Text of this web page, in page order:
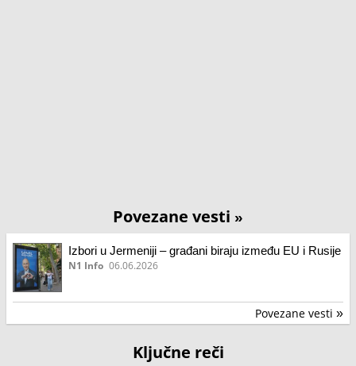
Povezane vesti »
Izbori u Jermeniji – građani biraju između EU i Rusije
N1 Info 06.06.2026
Povezane vesti »
Ključne reči